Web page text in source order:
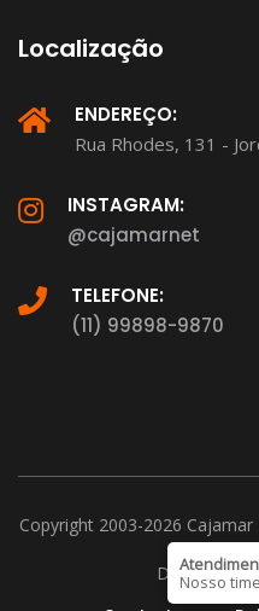
Localização
ENDEREÇO:
Rua Rhodes, 131 -
INSTAGRAM:
@cajamarnet
TELEFONE:
(11) 99898-9870
Copyright 2003-2026
CNPJ:
D-U-N-S
Nosso